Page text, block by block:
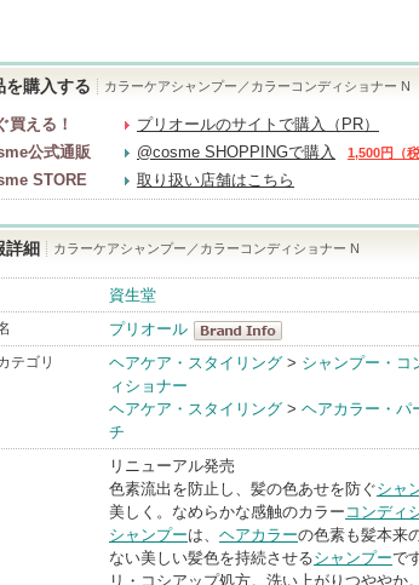
を購入する カラーケアシャンプー／カラーコンディショナー N
買える！
プリオールのサイトで購入（PR）
公式通販
@cosme SHOPPINGで購入 1,500円（
STORE 取り扱い店舗はこちら
詳細 カラーケアシャンプー／カラーコンディショナー N
資生堂
プリオール
プリオール
テゴリ ヘアケア・スタイリング > シャンプー・コ
ィショナー
ヘアケア・スタイリング > ヘアカラー・パ
チ
リニューアル発売
色素流出を防止し、髪の色あせを防ぐシャ
美しく。なめらかな感触のカラー コンディ
シャンプーは、 ヘアカラーの色素も髪本来
ない美しい髪色を持続させるシャンプーで
リ・コシアップ処方。洗い上がりつややか